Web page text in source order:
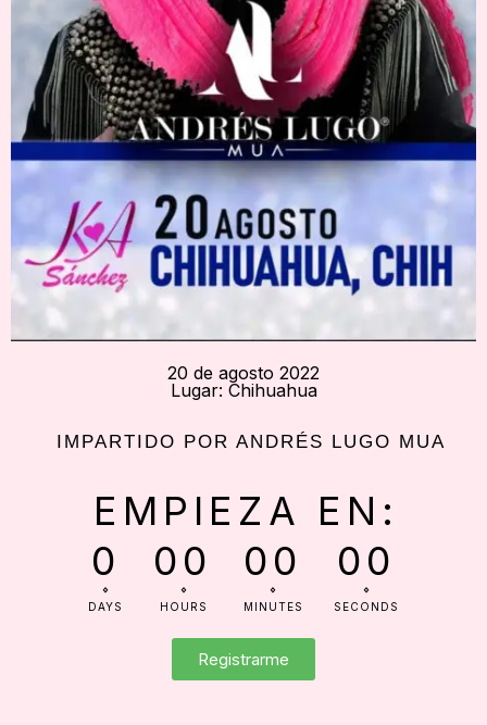
20 de agosto 2022
Lugar: Chihuahua
IMPARTIDO POR ANDRÉS LUGO MUA
EMPIEZA EN:
0
DAYS
00
HOURS
00
MINUTES
00
SECONDS
Registrarme